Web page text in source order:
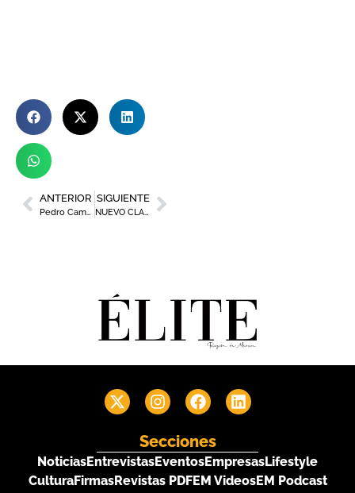
ANTERIOR
Pedro Campillo: director general de ESP Solutions
SIGUIENTE
NUEVO CLASE C ESTATE
Secciones
NoticiasEntrevistasEventosEmpresasLifestyle
CulturaFirmasRevistas PDFEM VideosEM Podcast